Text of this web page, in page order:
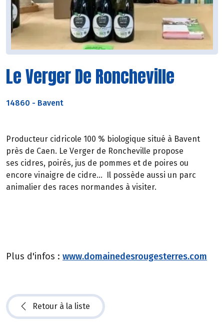
Le Verger De Roncheville
14860 - Bavent
Producteur cidricole 100 % biologique situé à Bavent
près de Caen. Le Verger de Roncheville propose
ses cidres, poirés, jus de pommes et de poires ou
encore vinaigre de cidre... Il possède aussi un parc
animalier des races normandes à visiter.
Plus d'infos : www.domainedesrougesterres.com
Retour à la liste